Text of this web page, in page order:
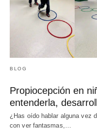
BLOG
Propiocepción en
entenderla,
¿Has oído hablar alguna vez
con ver fantasmas,…